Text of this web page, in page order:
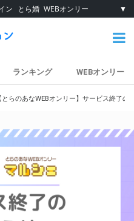
ン とら婚 WEBオンリー ▼
ランキング WEBオンリー
【とらのあなWEBオンリー】サービス終了の